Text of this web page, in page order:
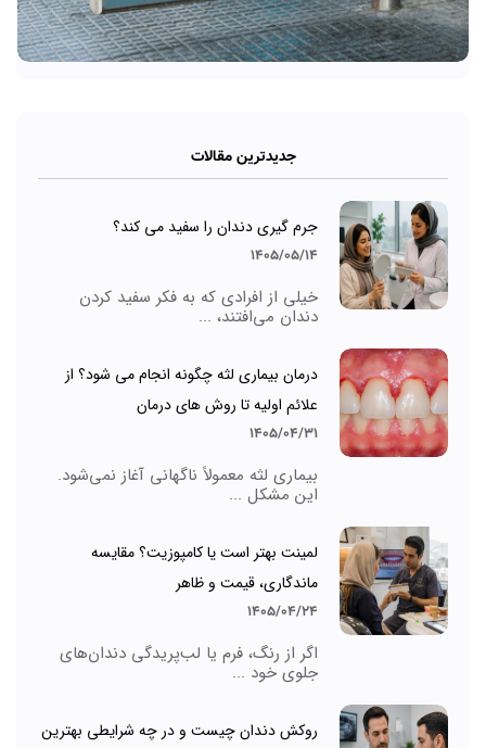
جدیدترین مقالات
جرم گیری دندان را سفید می کند؟
1405/05/14
خیلی از افرادی که به فکر سفید کردن
دندان می‌افتند، ...
درمان بیماری لثه چگونه انجام می شود؟ از
علائم اولیه تا روش های درمان
1405/04/31
بیماری لثه معمولاً ناگهانی آغاز نمی‌شود.
این مشکل ...
لمینت بهتر است یا کامپوزیت؟ مقایسه
ماندگاری، قیمت و ظاهر
1405/04/24
اگر از رنگ، فرم یا لب‌پریدگی دندان‌های
جلوی خود ...
روکش دندان چیست و در چه شرایطی بهترین